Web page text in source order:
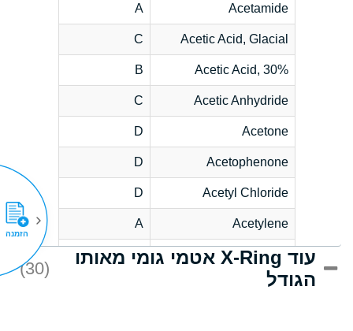
Acetamide
A
Acetic Acid, Glacial
C
Acetic Acid, 30%
B
Acetic Anhydride
C
Acetone
D
Acetophenone
D
Acetyl Chloride
D
Acetylene
A
Acrlylonitrile
D
Adipic Acid
עוד X-Ring אטמי גומי מאותו
הגודל
(30)
הזמנה